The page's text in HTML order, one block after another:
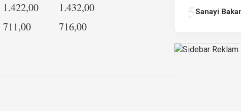
1.422,00
1.432,00
711,00
716,00
Sanayi